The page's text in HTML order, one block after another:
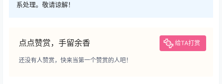
系处理。敬请谅解！
点点赞赏，手留余香 给TA打赏
还没有人赞赏，快来当第一个赞赏的人吧！